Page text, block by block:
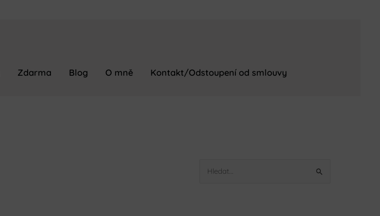
Zdarma Blog O mně
Kontakt/Odstoupení od smlouvy